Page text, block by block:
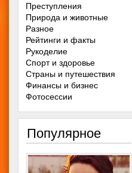
Преступления
Природа и животные
Разное
Рейтинги и факты
Рукоделие
Спорт и здоровье
Страны и путешествия
Финансы и бизнес
Фотосессии
Популярное